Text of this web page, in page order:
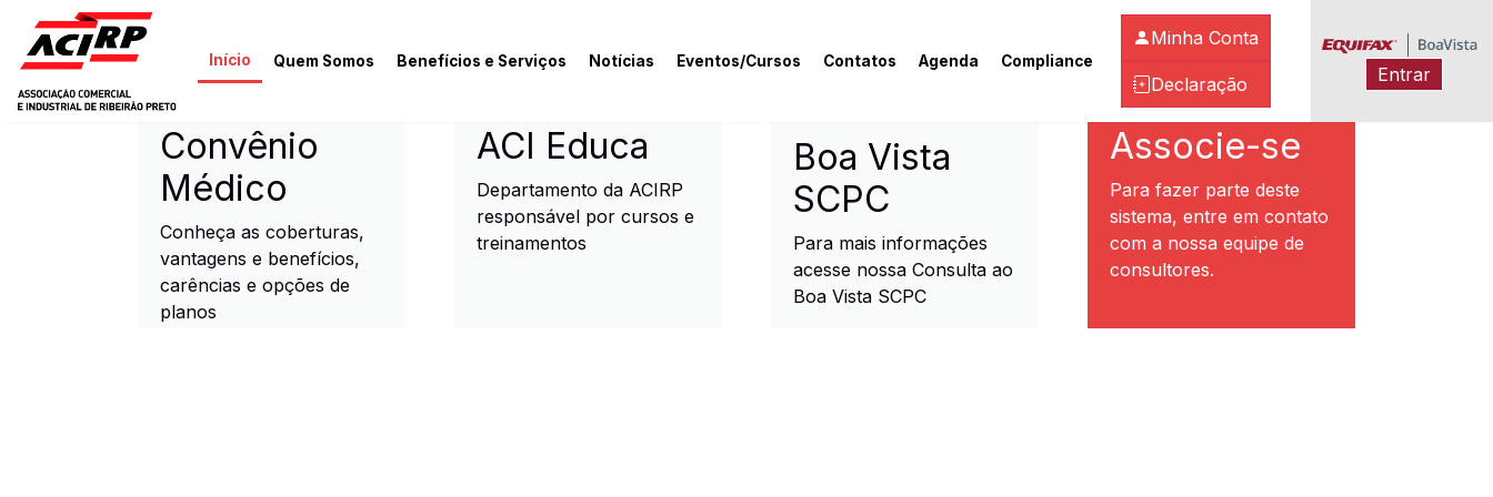
Pular para o conteúdo principal
Início Quem Somos Benefícios e Serviços Notícias Eventos/Cursos Contatos Agenda Compliance
Minha Conta
Declaração Entrar
ACIRP - Associação Comercial e Industrial de Ribeirão Preto
Convênio
Médico
Conheça as coberturas,
vantagens e benefícios,
carências e opções de
planos
ACI Educa
Departamento da ACIRP
responsável por cursos e
treinamentos
Boa Vista
SCPC
Para mais informações
acesse nossa Consulta ao
Boa Vista SCPC
Associe-se
Para fazer parte deste
sistema, entre em contato
com a nossa equipe de
consultores.